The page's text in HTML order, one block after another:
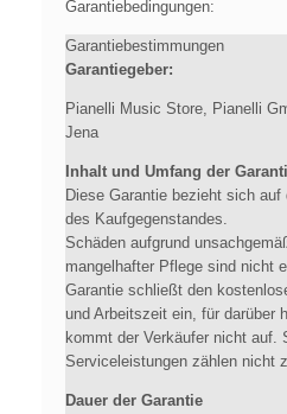
Garantiebedingungen:
Garantiebestimmungen
Garantiegeber:
Pianelli Music Store, Pianelli
Jena
Inhalt und Umfang der
Diese Garantie bezieht sich
des Kaufgegenstandes.
Schäden aufgrund
mangelhafter Pflege sind nicht
Garantie schließt den
und Arbeitszeit ein, für darüber
kommt der Verkäufer nicht auf.
Serviceleistungen zählen nicht
Dauer der Garantie